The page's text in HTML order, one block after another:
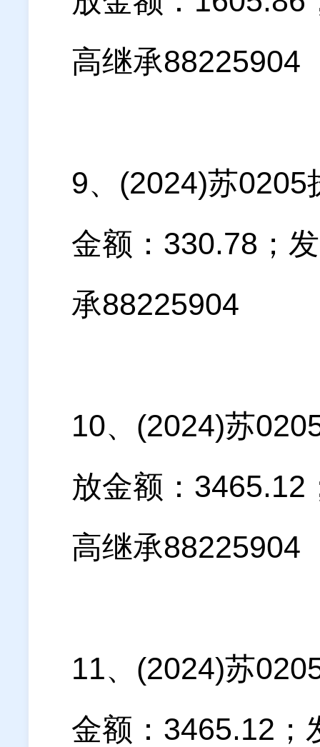
高继承88225904
9、(2024)苏
金额：330.78；
承88225904
10、(2024)苏
放金额：3465.12
高继承88225904
11、(2024)苏
金额：3465.12；